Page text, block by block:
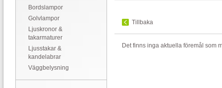
Bordslampor
Golvlampor
Ljuskronor &
takarmaturer
Ljusstakar &
kandelabrar
Väggbelysning
Tillbaka
Det finns inga aktuella föremål som